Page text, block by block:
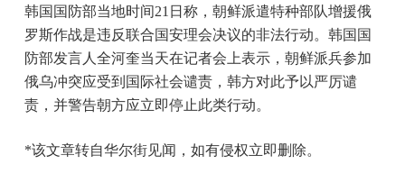
韩国国防部当地时间21日称，朝鲜派遣特种部队增援俄
罗斯作战是违反联合国安理会决议的非法行动。韩国国
防部发言人全河奎当天在记者会上表示，朝鲜派兵参加
俄乌冲突应受到国际社会谴责，韩方对此予以严厉谴
责，并警告朝方应立即停止此类行动。
*该文章转自华尔街见闻，如有侵权立即删除。